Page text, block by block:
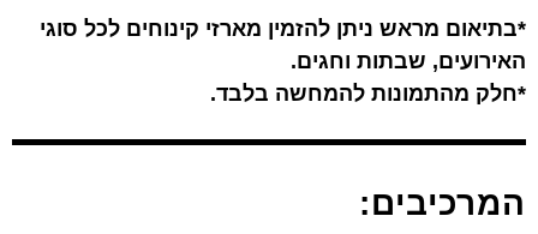
*בתיאום מראש ניתן להזמין מארזי קינוחים לכל סוגי
האירועים, שבתות וחגים.
*חלק מהתמונות להמחשה בלבד.
המרכיבים: